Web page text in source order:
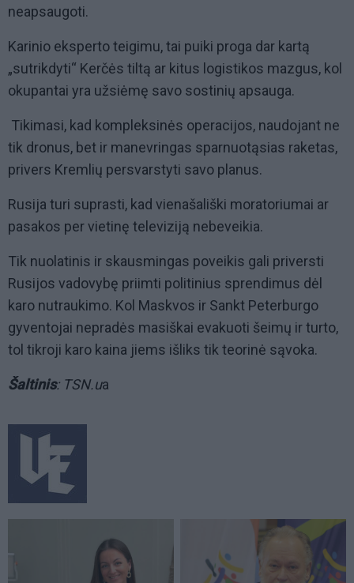
neapsaugoti.
Karinio eksperto teigimu, tai puiki proga dar kartą
„sutrikdyti“ Kerčės tiltą ar kitus logistikos mazgus, kol
okupantai yra užsiėmę savo sostinių apsauga.
Tikimasi, kad kompleksinės operacijos, naudojant ne
tik dronus, bet ir manevringas sparnuotąsias raketas,
privers Kremlių persvarstyti savo planus.
Rusija turi suprasti, kad vienašališki moratoriumai ar
pasakos per vietinę televiziją nebeveikia.
Tik nuolatinis ir skausmingas poveikis gali priversti
Rusijos vadovybę priimti politinius sprendimus dėl
karo nutraukimo. Kol Maskvos ir Sankt Peterburgo
gyventojai nepradės masiškai evakuoti šeimų ir turto,
tol tikroji karo kaina jiems išliks tik teorinė sąvoka.
Šaltinis: TSN.ua